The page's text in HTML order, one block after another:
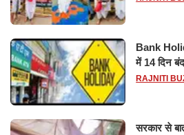
Bank
में 14 दिन
छुट्टियों की
RAJNITI
सरकार से